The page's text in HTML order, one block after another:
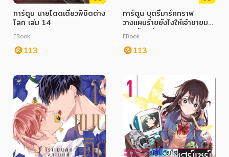
การ์ตูน นายโดดเดี่ยวพิชิตต่าง
โลก เล่ม 14
EBook
113
การ์ตูน บุตรีมาร์คกราฟ
วางแผนร้ายยังไงให้เจ้าชายมา
หลงรัก เล่ม 2
EBook
113